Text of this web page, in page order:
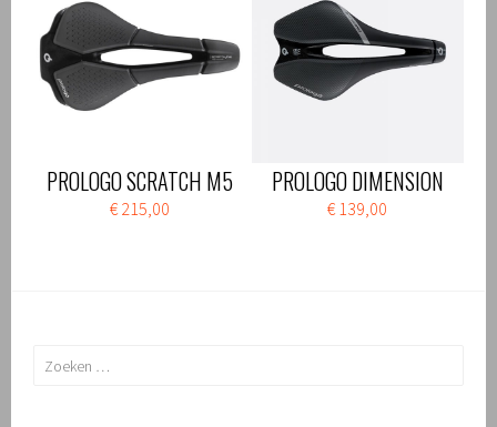
PROLOGO SCRATCH M5
€ 215,00
PROLOGO DIMENSION
€ 139,00
Zoeken